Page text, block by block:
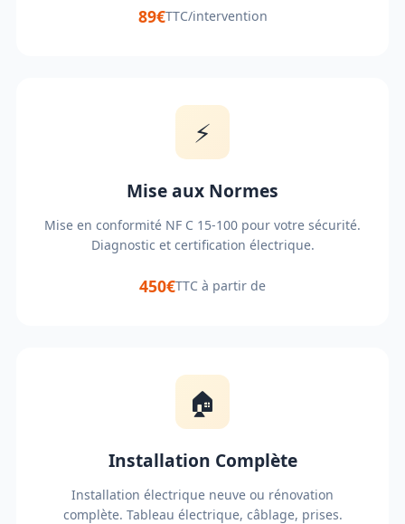
89€TTC/intervention
⚡
Mise aux Normes
Mise en conformité NF C 15-100 pour votre sécurité.
Diagnostic et certification électrique.
450€TTC à partir de
🏠
Installation Complète
Installation électrique neuve ou rénovation
complète. Tableau électrique, câblage, prises.